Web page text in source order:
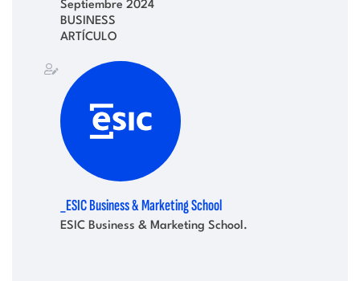
Septiembre 2024
BUSINESS
ARTÍCULO
_ESIC Business & Marketing School
ESIC Business & Marketing School.